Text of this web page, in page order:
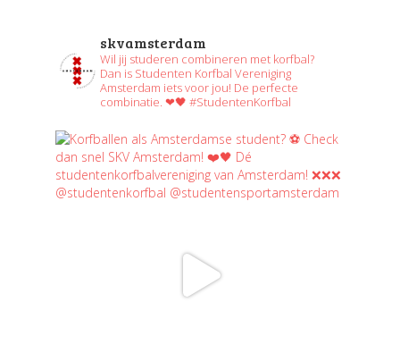
skvamsterdam
Wil jij studeren combineren met korfbal?
Dan is Studenten Korfbal Vereniging
Amsterdam iets voor jou! De perfecte
combinatie. ❤🖤 #StudentenKorfbal